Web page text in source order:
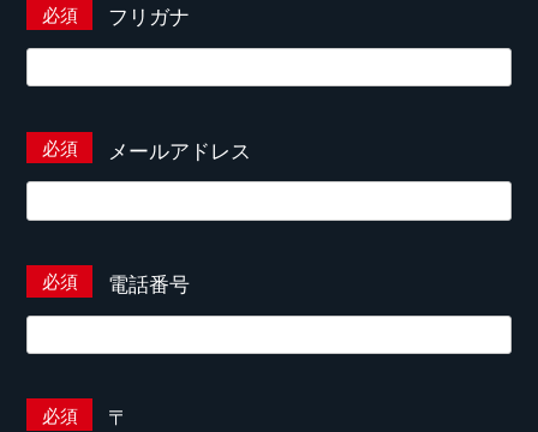
フリガナ
メールアドレス
電話番号
〒